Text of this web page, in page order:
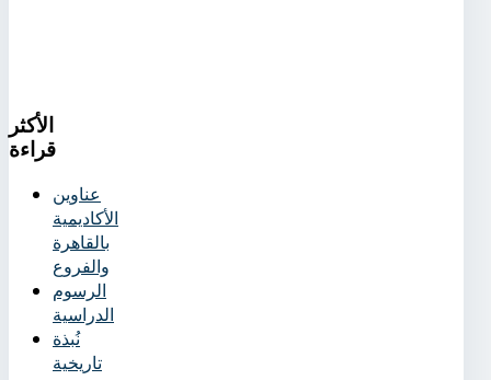
الأكثر
قراءة
عناوين
الأكاديمية
بالقاهرة
والفروع
الرسوم
الدراسية
نُبذة
تاريخية